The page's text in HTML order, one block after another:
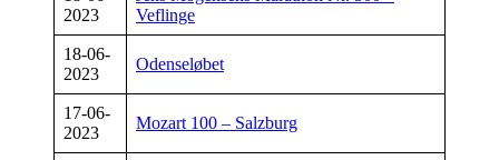
2023
Veflinge
18-06-
2023
Odenseløbet
17-06-
2023
Mozart 100 – Salzburg